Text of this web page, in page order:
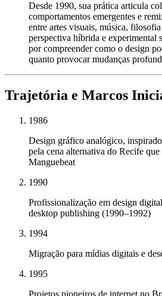
Desde 1990, sua prática articula
comportamentos emergentes e
entre artes visuais, música,
perspectiva híbrida e experimental
por compreender como o design
quanto provocar mudanças
Trajetória e Marcos
1986
Design gráfico analógico,
pela cena alternativa do Recife
Manguebeat
1990
Profissionalização em design
desktop publishing (1990–1992)
1994
Migração para mídias digitais e
1995